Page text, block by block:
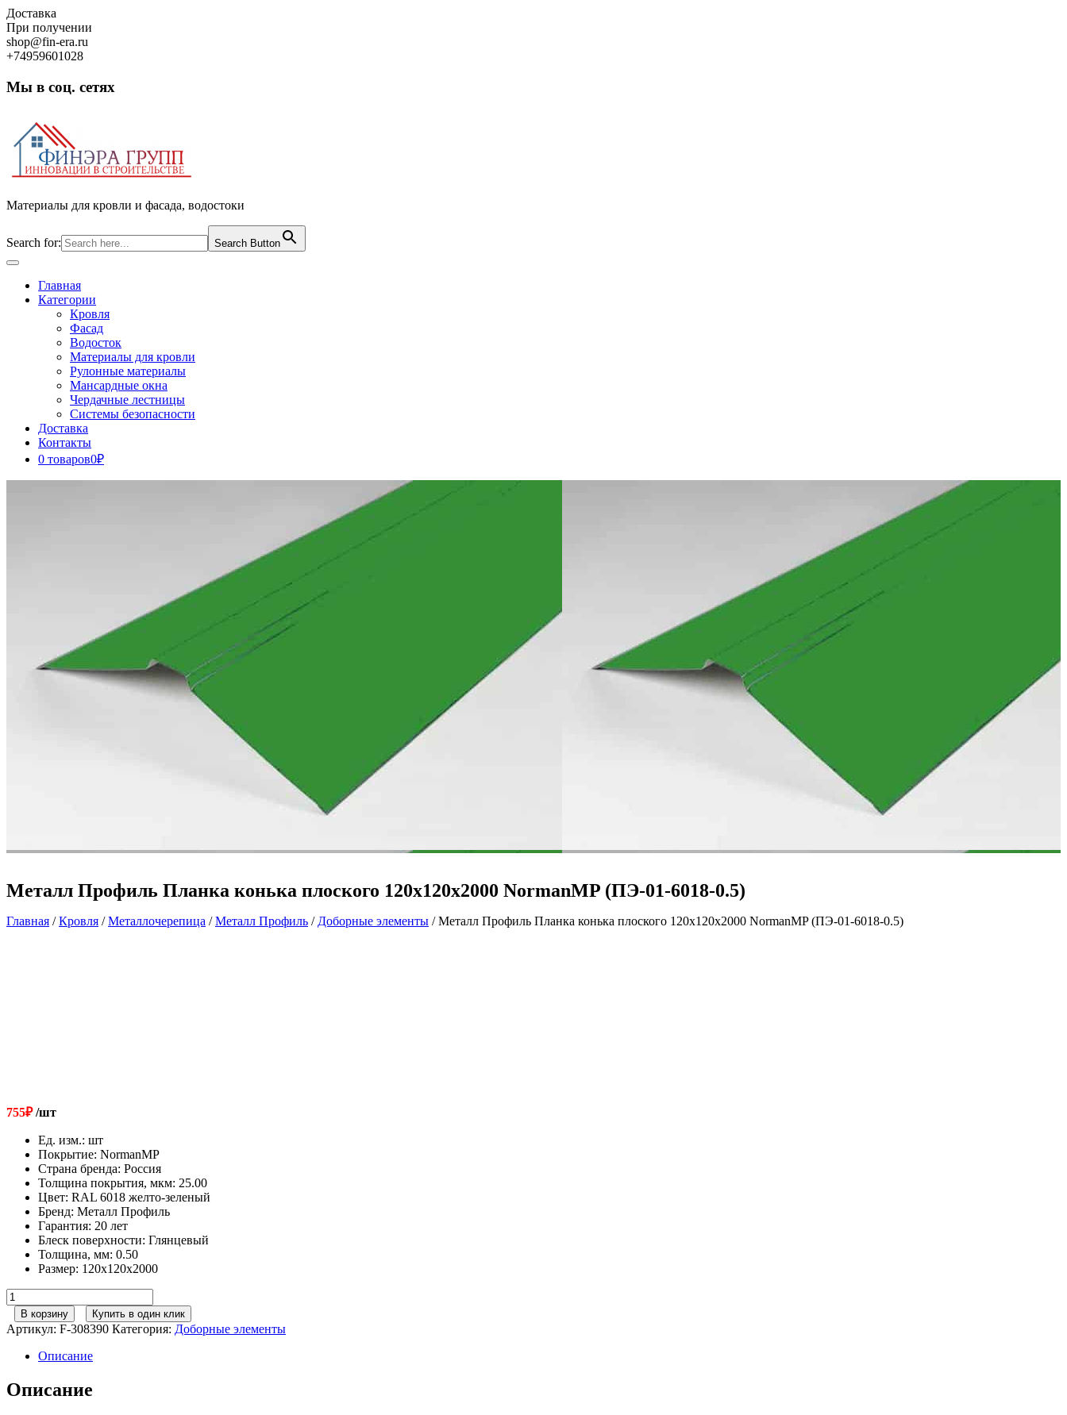
Skip
to
content
Доставка
При получении
shop@fin-era.ru
+74959601028
Мы в соц. сетях
Материалы для кровли и фасада, водостоки
Search for: Search Button
Open
ButtonГлавная
Категории
Кровля
Фасад
Водосток
Материалы для кровли
Рулонные материалы
Мансардные окна
Чердачные лестницы
Системы безопасности
Доставка
Контакты
0 товаров0₽
Металл Профиль Планка конька плоского 120х120х2000 NormanMP (ПЭ-01-6018-0.5)
Главная /Кровля /Металлочерепица /Металл Профиль / Доборные элементы / Металл Профиль Планка конька плоского 120х120х2000 NormanMP (ПЭ-01-6018-0.5)
755₽/шт
Ед. изм.: шт
Покрытие: NormanMP
Страна бренда: Россия
Толщина покрытия, мкм: 25.00
Цвет: RAL 6018 желто-зеленый
Бренд: Металл Профиль
Гарантия: 20 лет
Блеск поверхности: Глянцевый
Толщина, мм: 0.50
Размер: 120х120х2000
Количество
товара
Металл
Профиль
Планка
конька
плоского
120х120х2000
В корзину Купить в один клик
Артикул: F-308390 Категория: Доборные элементы
Описание
Описание